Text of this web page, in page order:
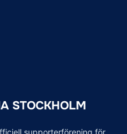
STOCKHOLM
supporterförening för